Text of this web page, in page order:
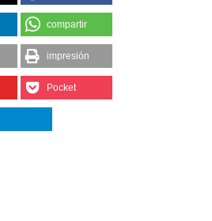
compartir
impresión
Pocket